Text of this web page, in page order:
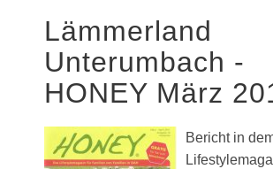
Lämmerland
Unterumbach -
HONEY März
Bericht in